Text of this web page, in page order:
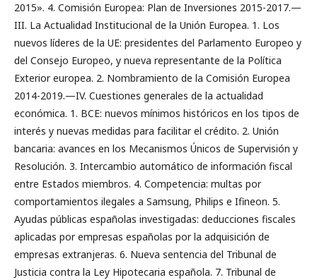
2015». 4. Comisión Europea: Plan de Inversiones 2015-2017.—
III. La Actualidad Institucional de la Unión Europea. 1. Los
nuevos líderes de la UE: presidentes del Parlamento Europeo y
del Consejo Europeo, y nueva representante de la Política
Exterior europea. 2. Nombramiento de la Comisión Europea
2014-2019.—IV. Cuestiones generales de la actualidad
económica. 1. BCE: nuevos mínimos históricos en los tipos de
interés y nuevas medidas para facilitar el crédito. 2. Unión
bancaria: avances en los Mecanismos Únicos de Supervisión y
Resolución. 3. Intercambio automático de información fiscal
entre Estados miembros. 4. Competencia: multas por
comportamientos ilegales a Samsung, Philips e Ifineon. 5.
Ayudas públicas españolas investigadas: deducciones fiscales
aplicadas por empresas españolas por la adquisición de
empresas extranjeras. 6. Nueva sentencia del Tribunal de
Justicia contra la Ley Hipotecaria española. 7. Tribunal de